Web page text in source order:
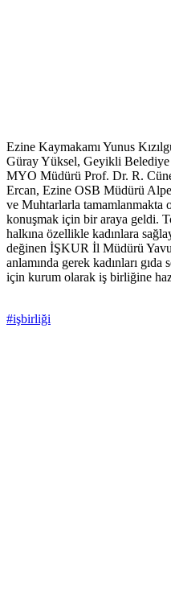
Ezine Kaymakamı Yunus
Güray Yüksel, Geyikli
MYO Müdürü Prof. Dr. R.
Ercan, Ezine OSB Müdürü
ve Muhtarlarla tamamlanmakta
konuşmak için bir araya geldi.
halkına özellikle kadınlara
değinen İŞKUR İl Müdürü
anlamında gerek kadınları
için kurum olarak iş birliğine
#işbirliği